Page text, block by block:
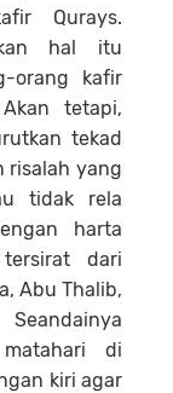
Qurays.
hal itu
orang kafir
tetapi,
tekad
risalah yang
tidak rela
harta
dari
Abu Thalib,
di
kiri agar